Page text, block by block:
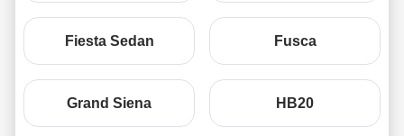
Fiesta Sedan Fusca
Grand Siena HB20